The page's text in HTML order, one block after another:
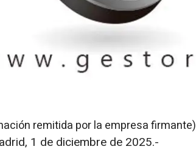
remitida por la empresa firmante)
1 de diciembre de 2025.-